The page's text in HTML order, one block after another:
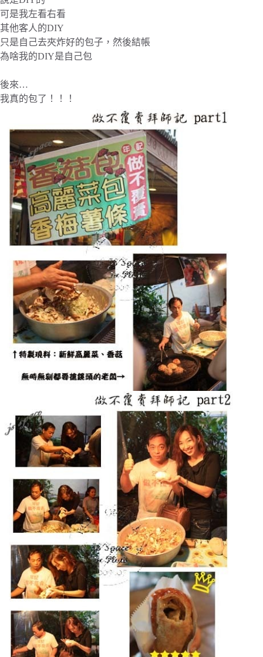
可是我左看右看
其他客人的DIY
只是自己去夾炸好的包子，然後結帳
為啥我的DIY是自己包
後來…
我真的包了！！！